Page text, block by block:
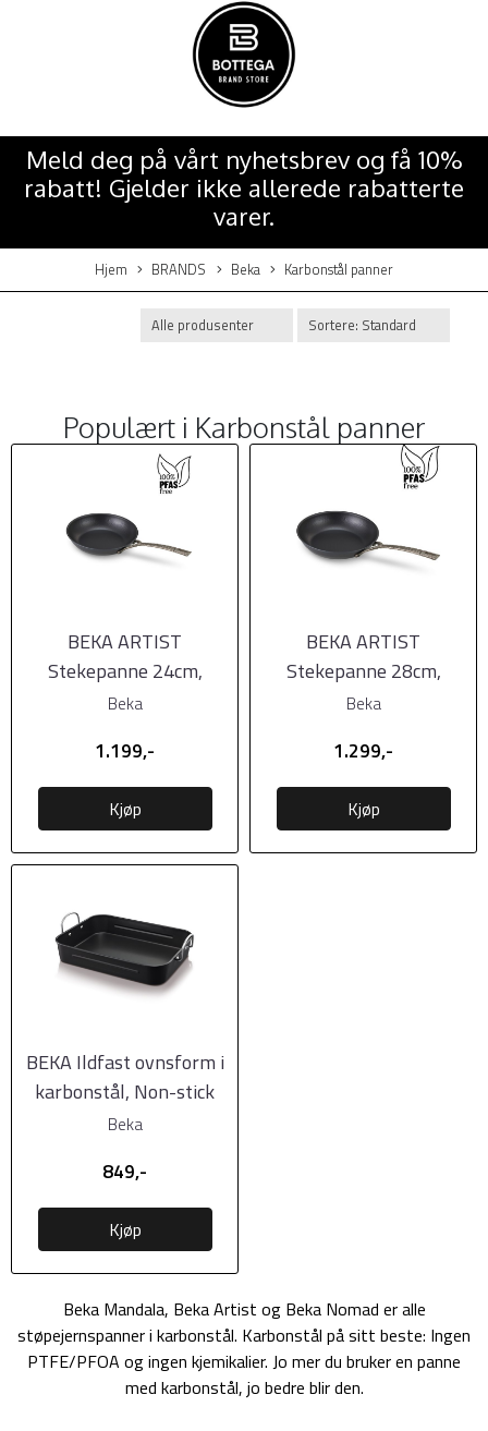
Meld deg på vårt nyhetsbrev og få 10%
rabatt! Gjelder ikke allerede rabatterte
varer.
Hjem BRANDS Beka Karbonstål panner
Populært i Karbonstål panner
BEKA ARTIST
Stekepanne 24cm,
karbonstål -
Beka
1.199,-
Kjøp
BEKA ARTIST
Stekepanne 28cm,
karbonstål -
Beka
1.299,-
Kjøp
BEKA Ildfast ovnsform i
karbonstål, Non-stick
38x29x7cm
Beka
849,-
Kjøp
Beka Mandala, Beka Artist og Beka Nomad er alle
støpejernspanner i karbonstål. Karbonstål på sitt beste: Ingen
PTFE/PFOA og ingen kjemikalier. Jo mer du bruker en panne
med karbonstål, jo bedre blir den.